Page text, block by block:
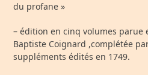
du profane »
– édition en cinq volumes parue
Baptiste Coignard ,complétée
suppléments édités en 1749.